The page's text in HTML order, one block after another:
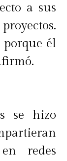
a sus
él
se hizo
redes